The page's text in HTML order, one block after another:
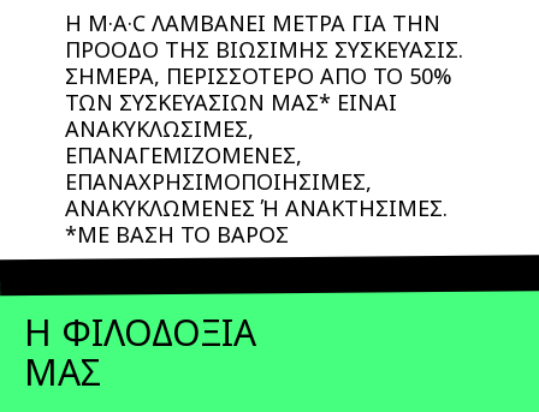
Η M·A·C ΛΑΜΒΑΝΕΙ ΜΕΤΡΑ ΓΙΑ ΤΗΝ
ΠΡΟΟΔΟ ΤΗΣ ΒΙΩΣΙΜΗΣ ΣΥΣΚΕΥΑΣΙΣ.
ΣΗΜΕΡΑ, ΠΕΡΙΣΣΟΤΕΡΟ ΑΠΟ ΤΟ 50%
ΤΩΝ ΣΥΣΚΕΥΑΣΙΩΝ ΜΑΣ* ΕΙΝΑΙ
ΑΝΑΚΥΚΛΩΣΙΜΕΣ,
ΕΠΑΝΑΓΕΜΙΖΟΜΕΝΕΣ,
ΕΠΑΝΑΧΡΗΣΙΜΟΠΟΙΗΣΙΜΕΣ,
ΑΝΑΚΥΚΛΩΜΕΝΕΣ Ή ΑΝΑΚΤΗΣΙΜΕΣ.
*ΜΕ ΒΑΣΗ ΤΟ ΒΑΡΟΣ
Η ΦΙΛΟΔΟΞΙΑ
ΜΑΣ